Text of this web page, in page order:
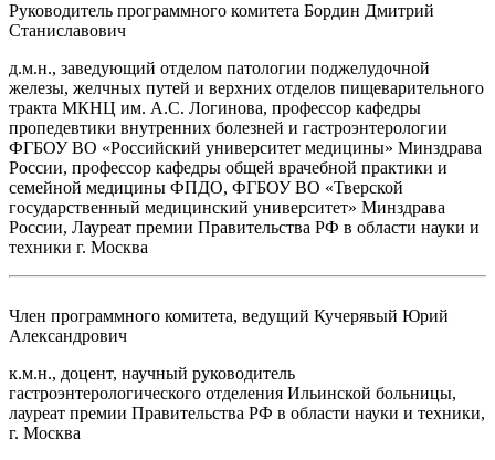
Руководитель программного комитета Бордин Дмитрий
Станиславович
д.м.н., заведующий отделом патологии поджелудочной
железы, желчных путей и верхних отделов пищеварительного
тракта МКНЦ им. А.С. Логинова, профессор кафедры
пропедевтики внутренних болезней и гастроэнтерологии
ФГБОУ ВО «Российский университет медицины» Минздрава
России, профессор кафедры общей врачебной практики и
семейной медицины ФПДО, ФГБОУ ВО «Тверской
государственный медицинский университет» Минздрава
России, Лауреат премии Правительства РФ в области науки и
техники г. Москва
Член программного комитета, ведущий Кучерявый Юрий
Александрович
к.м.н., доцент, научный руководитель
гастроэнтерологического отделения Ильинской больницы,
лауреат премии Правительства РФ в области науки и техники,
г. Москва